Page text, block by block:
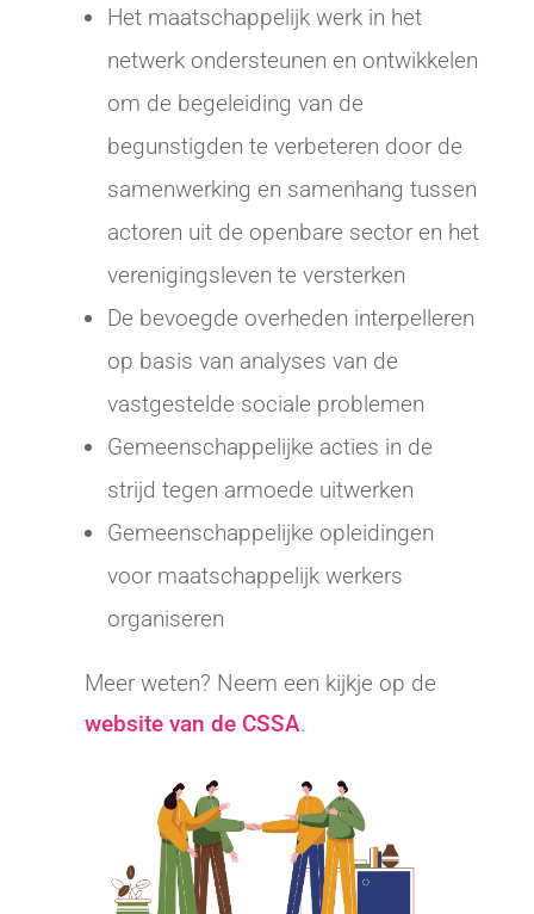
Het maatschappelijk werk in het
netwerk ondersteunen en ontwikkelen
om de begeleiding van de
begunstigden te verbeteren door de
samenwerking en samenhang tussen
actoren uit de openbare sector en het
verenigingsleven te versterken
De bevoegde overheden interpelleren
op basis van analyses van de
vastgestelde sociale problemen
Gemeenschappelijke acties in de
strijd tegen armoede uitwerken
Gemeenschappelijke opleidingen
voor maatschappelijk werkers
organiseren
Meer weten? Neem een kijkje op de
website van de CSSA.